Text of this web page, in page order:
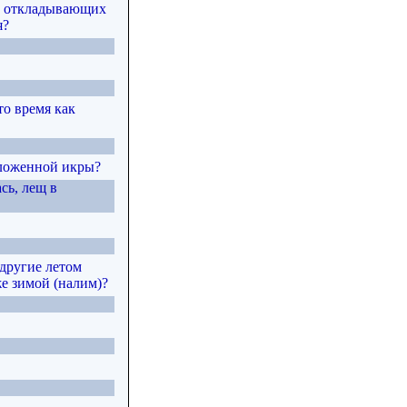
откладывающих
время как
икры?
лещ в
летом
зимой (налим)?